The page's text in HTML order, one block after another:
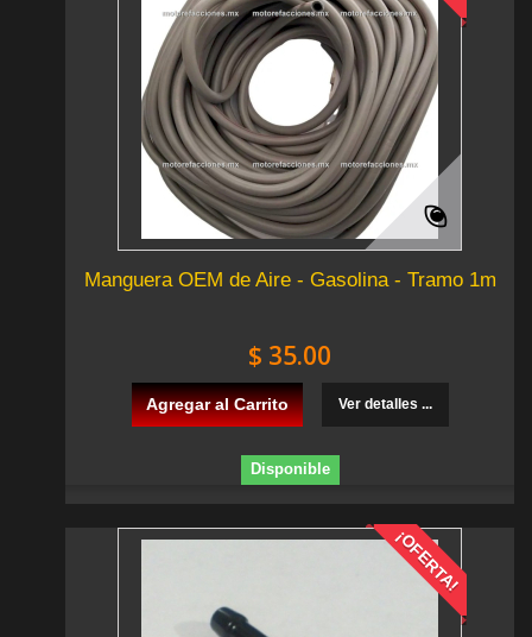
Manguera OEM de Aire - Gasolina - Tramo 1m
$ 35.00
Agregar al Carrito Ver detalles ...
Disponible
¡OFERTA!